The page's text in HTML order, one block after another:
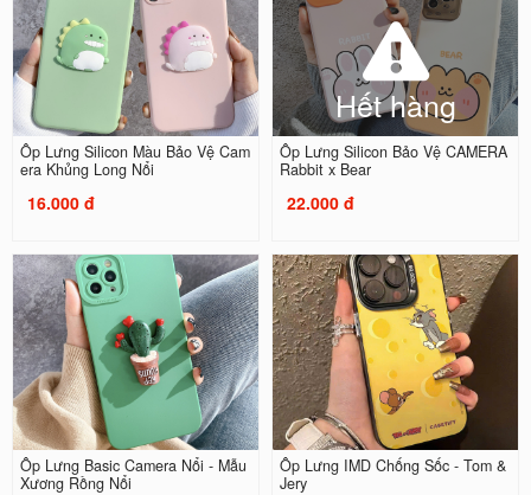
Ốp Lưng Silicon Màu Bảo Vệ Cam
era Khủng Long Nổi
16.000 đ
Hết hàng
Ốp Lưng Silicon Bảo Vệ CAMERA
Rabbit x Bear
22.000 đ
Ốp Lưng Basic Camera Nổi - Mẫu
Xương Rồng Nổi
Ốp Lưng IMD Chống Sốc - Tom &
Jery